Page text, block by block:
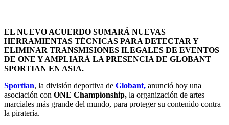
EL NUEVO ACUERDO SUMARÁ NUEVAS
HERRAMIENTAS TÉCNICAS PARA DETECTAR Y
ELIMINAR TRANSMISIONES ILEGALES DE EVENTOS
DE ONE Y AMPLIARÁ LA PRESENCIA DE GLOBANT
SPORTIAN EN ASIA.
Sportian, la división deportiva de Globant, anunció hoy una
asociación con ONE Championship, la organización de artes
marciales más grande del mundo, para proteger su contenido contra
la piratería.